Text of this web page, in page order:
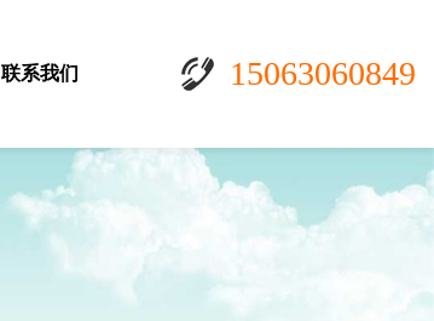
15063060849
联系我们